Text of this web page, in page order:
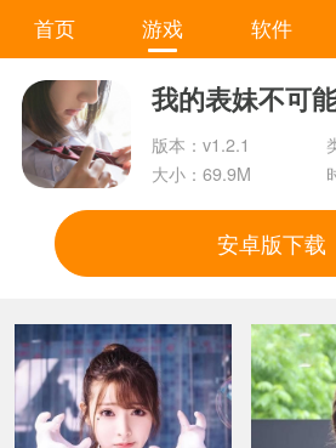
首页 游戏 软件
我的表妹不可
版本：v1.2.1
大小：69.9M
安卓版下载